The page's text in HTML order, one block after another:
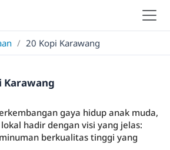
/ 20 Kopi Karawang
Karawang
gaya hidup anak muda,
hadir dengan visi yang jelas:
berkualitas tinggi yang